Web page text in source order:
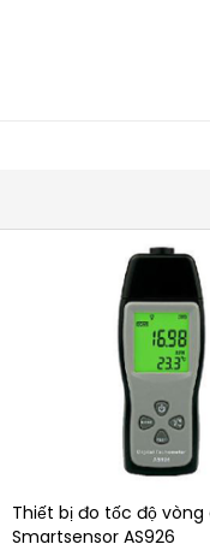
Thiết bị đo tốc độ vòng
Smartsensor AS926